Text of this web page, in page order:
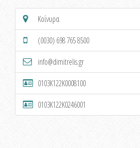
Κοίνυρα
(0030) 698 765 8500
info@dimitrelis.gr
0103K122K0008100
0103K122K0246001